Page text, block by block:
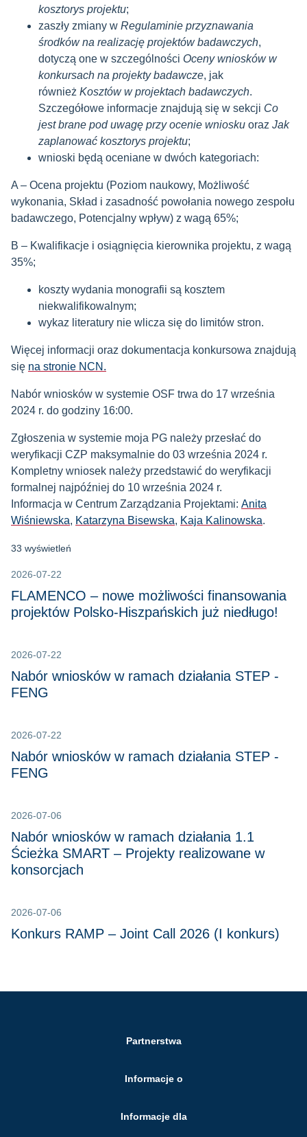
kosztorys projektu;
zaszły zmiany w Regulaminie przyznawania
środków na realizację projektów badawczych,
dotyczą one w szczególności Oceny wniosków w
konkursach na projekty badawcze, jak
również Kosztów w projektach badawczych.
Szczegółowe informacje znajdują się w sekcji Co
jest brane pod uwagę przy ocenie wniosku oraz Jak
zaplanować kosztorys projektu;
wnioski będą oceniane w dwóch kategoriach:
A – Ocena projektu (Poziom naukowy, Możliwość
wykonania, Skład i zasadność powołania nowego zespołu
badawczego, Potencjalny wpływ) z wagą 65%;
B – Kwalifikacje i osiągnięcia kierownika projektu, z wagą
35%;
koszty wydania monografii są kosztem
niekwalifikowalnym;
wykaz literatury nie wlicza się do limitów stron.
Więcej informacji oraz dokumentacja konkursowa znajdują
się na stronie NCN.
Nabór wniosków w systemie OSF trwa do 17 września
2024 r. do godziny 16:00.
Zgłoszenia w systemie moja PG należy przesłać do
weryfikacji CZP maksymalnie do 03 września 2024 r.
Kompletny wniosek należy przedstawić do weryfikacji
formalnej najpóźniej do 10 września 2024 r.
Informacja w Centrum Zarządzania Projektami: Anita
Wiśniewska, Katarzyna Bisewska, Kaja Kalinowska.
33 wyświetleń
2026-07-22
FLAMENCO – nowe możliwości finansowania
projektów Polsko-Hiszpańskich już niedługo!
2026-07-22
Nabór wniosków w ramach działania STEP -
FENG
2026-07-22
Nabór wniosków w ramach działania STEP -
FENG
2026-07-06
Nabór wniosków w ramach działania 1.1
Ścieżka SMART – Projekty realizowane w
konsorcjach
2026-07-06
Konkurs RAMP – Joint Call 2026 (I konkurs)
Partnerstwa
Informacje o
Informacje dla